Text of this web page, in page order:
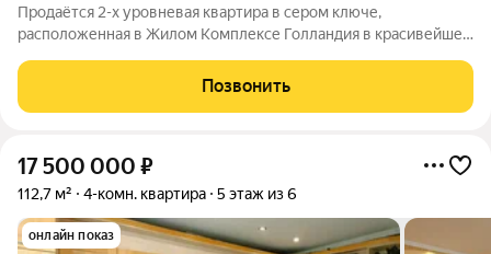
Продаётся 2-х уровневая квартира в сером ключе,
расположенная в Жилом Комплексе Голландия в красивейшем
из красного керамического блока и кирпича,2024 года
постройки. 4/5 этаж Общая площадь
Позвонить
17 500 000 ₽
112,7 м² 4-комн. квартира 5 этаж из 6
онлайн показ